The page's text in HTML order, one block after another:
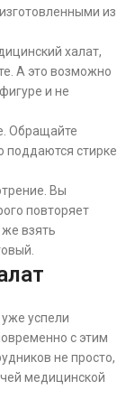
из
халат,
А это возможно
и не
Обращайте
поддаются стирке
Вы
повторяет
взять
успели
с этим
не просто,
медицинской